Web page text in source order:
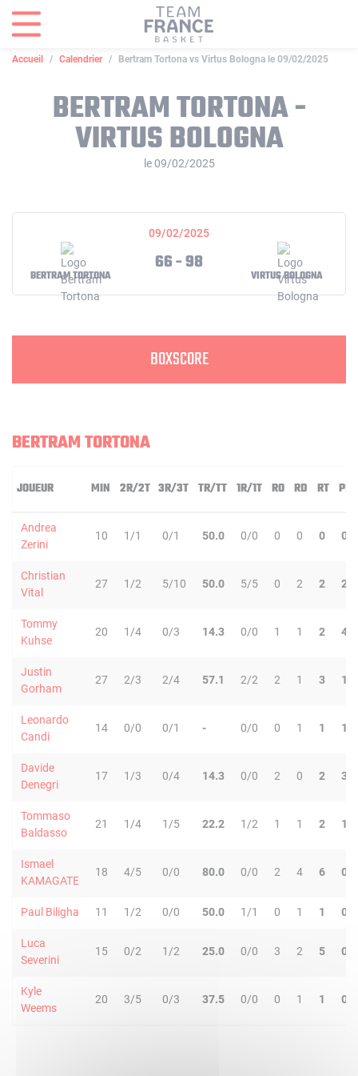
Accueil Calendrier Bertram Tortona vs Virtus Bologna le 09/02/2025
BERTRAM TORTONA -
VIRTUS BOLOGNA
le 09/02/2025
09/02/2025
BERTRAM TORTONA
66 - 98
VIRTUS BOLOGNA
BOXSCORE
BERTRAM TORTONA
JOUEUR MIN 2R/2T 3R/3T TR/TT 1R/1T RO RD RT PD
Andrea
Zerini
10 1/1 0/1 50.0 0/0 0 0 0 0
Christian
Vital
27 1/2 5/10 50.0 5/5 0 2 2 2
Tommy
Kuhse
20 1/4 0/3 14.3 0/0 1 1 2 4
Justin
Gorham
27 2/3 2/4 57.1 2/2 2 1 3 1
Leonardo
Candi
14 0/0 0/1 - 0/0 0 1 1 1
Davide
Denegri
17 1/3 0/4 14.3 0/0 2 0 2 3
Tommaso
Baldasso
21 1/4 1/5 22.2 1/2 1 1 2 1
Ismael
KAMAGATE
18 4/5 0/0 80.0 0/0 2 4 6 0
Paul Biligha 11 1/2 0/0 50.0 1/1 0 1 1 0
Luca
Severini
15 0/2 1/2 25.0 0/0 3 2 5 0
Kyle
Weems
20 3/5 0/3 37.5 0/0 0 1 1 0
Panneau de gestion des cookies